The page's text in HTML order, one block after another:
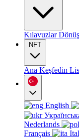
Kılavuzlar
NFT
Ana Keşfedin
English
Nederlands
Français